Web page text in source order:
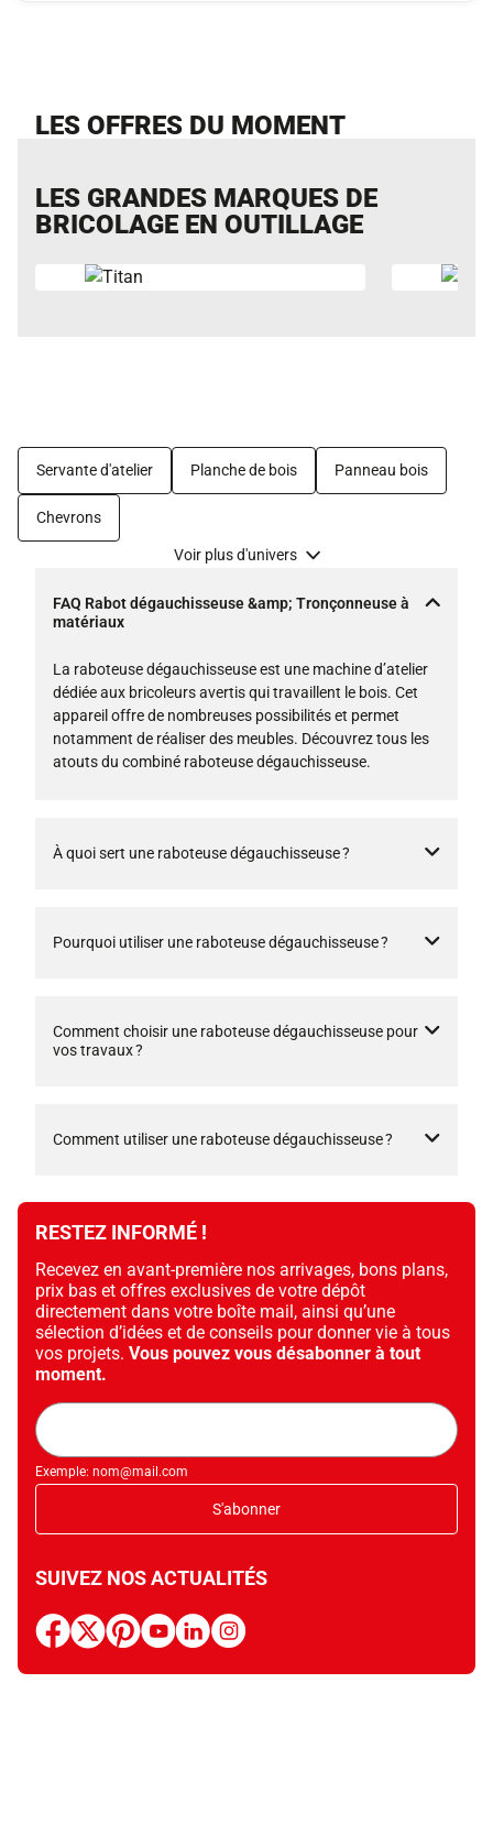
LES OFFRES DU MOMENT
LES GRANDES MARQUES DE
BRICOLAGE EN OUTILLAGE
Servante d'atelier Planche de bois Panneau bois
Chevrons
Voir plus d'univers
FAQ Rabot dégauchisseuse &amp; Tronçonneuse à
matériaux
La raboteuse dégauchisseuse est une machine d’atelier
dédiée aux bricoleurs avertis qui travaillent le bois. Cet
appareil offre de nombreuses possibilités et permet
notamment de réaliser des meubles. Découvrez tous les
atouts du combiné raboteuse dégauchisseuse.
À quoi sert une raboteuse dégauchisseuse ?
Pourquoi utiliser une raboteuse dégauchisseuse ?
Comment choisir une raboteuse dégauchisseuse pour
vos travaux ?
Comment utiliser une raboteuse dégauchisseuse ?
RESTEZ INFORMÉ !
Recevez en avant-première nos arrivages, bons plans,
prix bas et offres exclusives de votre dépôt
directement dans votre boîte mail, ainsi qu’une
sélection d’idées et de conseils pour donner vie à tous
vos projets. Vous pouvez vous désabonner à tout
moment.
Adresse
mail
Exemple: nom@mail.com
S'abonner
SUIVEZ NOS ACTUALITÉS
facebook
x pinterestyoutubelinkedininstagram